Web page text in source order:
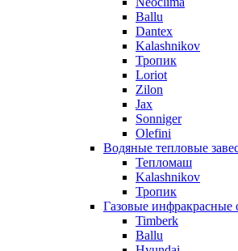
Ballu
Dantex
Kalashnikov
Тропик
Loriot
Zilon
Jax
Sonniger
Olefini
Водяные тепловые
Тепломаш
Kalashnikov
Тропик
Газовые инфракрасные
Timberk
Ballu